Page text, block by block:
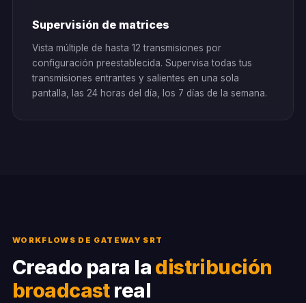
Supervisión de matrices
Vista múltiple de hasta 12 transmisiones por
configuración preestablecida. Supervisa todas tus
transmisiones entrantes y salientes en una sola
pantalla, las 24 horas del día, los 7 días de la semana.
WORKFLOWS DE GATEWAY SRT
Creado para la distribución
broadcastreal